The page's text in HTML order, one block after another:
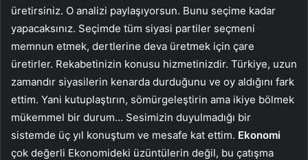
üretirsiniz. O analizi paylaşıyorsun. Bunu seçime kadar
yapacaksınız. Seçimde tüm siyasi partiler seçmeni
memnun etmek, dertlerine deva üretmek için çare
üretirler. Rekabetinizin konusu hizmetinizdir. Türkiye, uzun
zamandır siyasilerin kenarda durduğunu ve oy aldığını fark
ettim. Yani kutuplaştırın, sömürgeleştirin ama ikiye bölmek
mükemmel bir durum… Sesimizin duyulmadığı bir
sistemde üç yıl konuştum ve mesafe kat ettim. Ekonomi
çok değerli Ekonomideki üzüntülerin değil, bu çatışma